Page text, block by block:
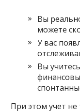
Вы
можете
У вас
Вы
При этом учет